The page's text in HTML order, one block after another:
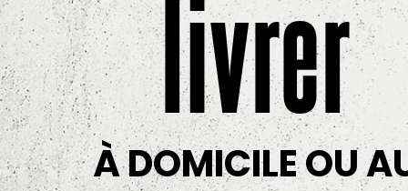
livrer
À DOMICILE OU